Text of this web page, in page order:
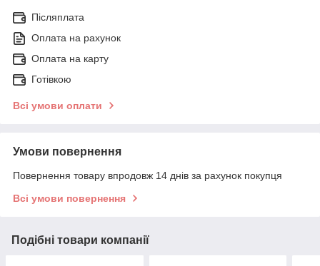
Післяплата
Оплата на рахунок
Оплата на карту
Готівкою
Всі умови оплати
Умови повернення
Повернення товару впродовж 14 днів за рахунок покупця
Всі умови повернення
Подібні товари компанії